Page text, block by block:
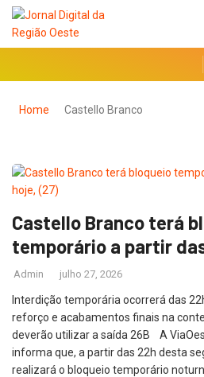
Home Castello Branco
Castello Branco terá
temporário a partir
Admin julho 27, 2026
Interdição temporária ocorrerá das
reforço e acabamentos finais na
deverão utilizar a saída 26B A
informa que, a partir das 22h desta
realizará o bloqueio temporário